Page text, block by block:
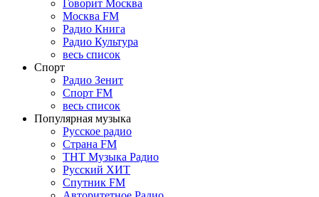
Говорит Москва
Москва FM
Радио Книга
Радио Культура
весь список
Спорт
Радио Зенит
Спорт FM
весь список
Популярная музыка
Русское радио
Страна FM
ТНТ Музыка Радио
Русский ХИТ
Спутник FM